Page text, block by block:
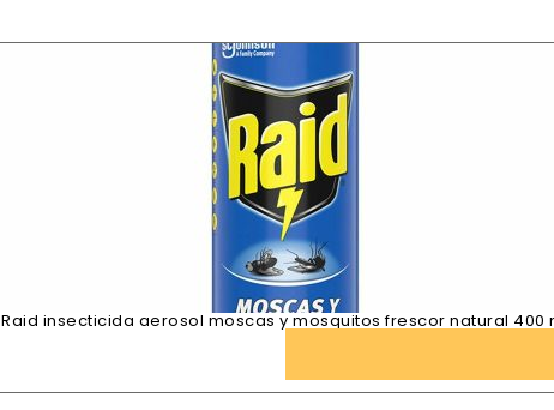
Raid insecticida aerosol moscas y mosquitos frescor natural 400